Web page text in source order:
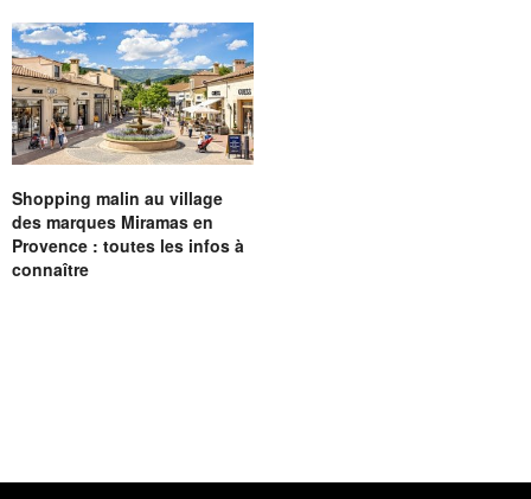
Shopping malin au village
des marques Miramas en
Provence : toutes les infos à
connaître